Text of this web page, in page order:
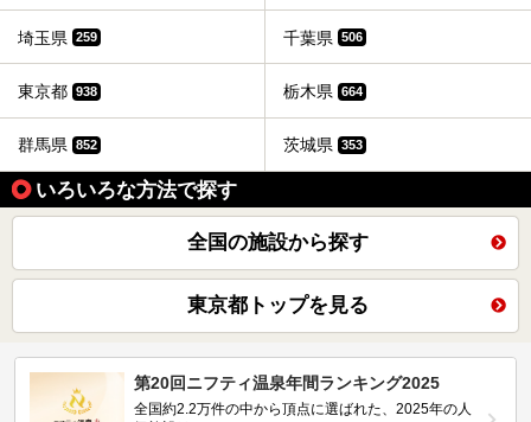
埼玉県 259 千葉県 506
東京都 938 栃木県 664
群馬県 852 茨城県 353
いろいろな方法で探す
全国の施設から探す
東京都トップを見る
第20回ニフティ温泉年間ランキング2025
全国約2.2万件の中から頂点に選ばれた、2025年の人